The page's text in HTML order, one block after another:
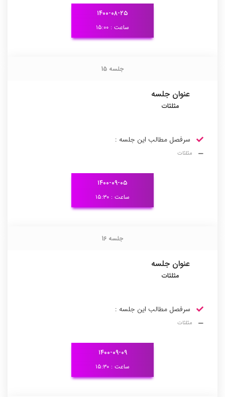
۱۴۰۰-۰۸-۲۵
ساعت : ۱۵:۰۰
جلسه 15جلسه 15
عنوان جلسه
مثلثات
سرفصل مطالب این جلسه :
مثلثات
۱۴۰۰-۰۹-۰۵
ساعت : ۱۵:۳۰
جلسه 16جلسه 16
عنوان جلسه
مثلثات
سرفصل مطالب این جلسه :
مثلثات
۱۴۰۰-۰۹-۰۹
ساعت : ۱۵:۳۰